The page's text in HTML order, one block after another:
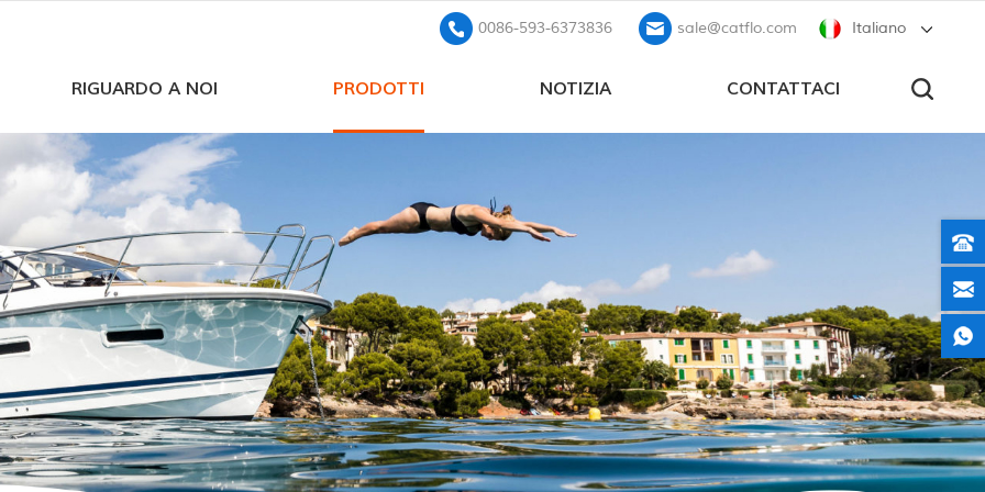
Italiano
0086-593-6373836 sale@catflo.com
RIGUARDO A NOI PRODOTTI NOTIZIA CONTATTACI